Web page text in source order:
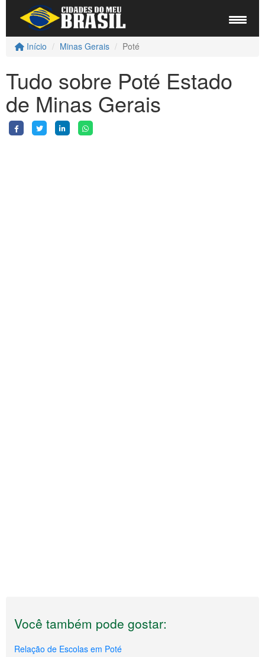
Início Minas Gerais Poté
Tudo sobre Poté Estado
de Minas Gerais
Você também pode gostar:
Relação de Escolas em Poté